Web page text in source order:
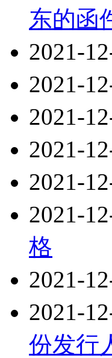
东的函
2021-
2021-
2021-
2021-
2021-
2021-
格
2021-
2021-
份发行